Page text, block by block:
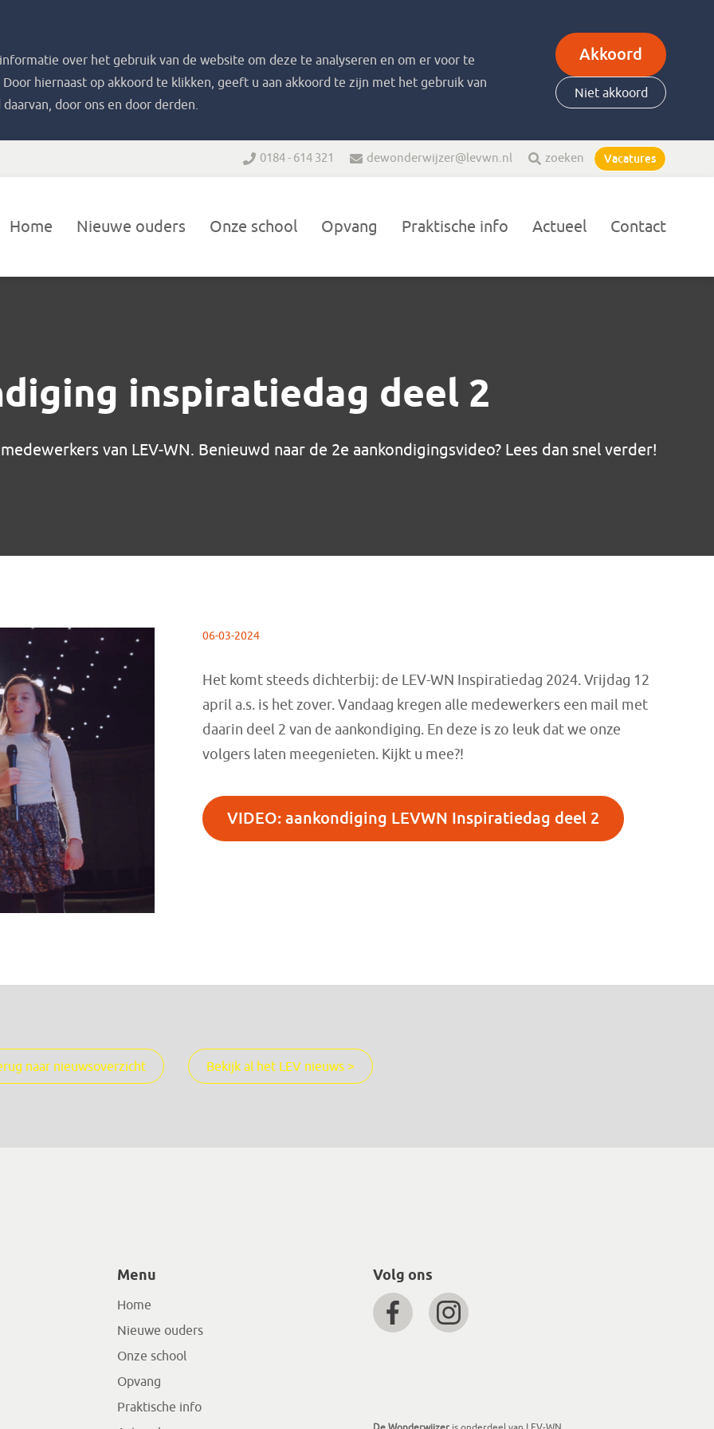
over het gebruik van de website om deze te analyseren en om er voor te
hiernaast op akkoord te klikken, geeft u aan akkoord te zijn met het gebruik van
door ons en door derden.
Akkoord
Niet akkoord
0184 - 614 321 dewonderwijzer@levwn.nl zoeken Vacatures
Home Nieuwe ouders Onze school Opvang Praktische info Actueel Contact
inspiratiedag deel 2
van LEV-WN. Benieuwd naar de 2e aankondigingsvideo? Lees dan snel verder!
06-03-2024
Het komt steeds dichterbij: de LEV-WN Inspiratiedag 2024. Vrijdag 12
april a.s. is het zover. Vandaag kregen alle medewerkers een mail met
daarin deel 2 van de aankondiging. En deze is zo leuk dat we onze
volgers laten meegenieten. Kijkt u mee?!
VIDEO: aankondiging LEVWN Inspiratiedag deel 2
naar nieuwsoverzicht Bekijk al het LEV nieuws >
Menu
Home
Nieuwe ouders
Onze school
Opvang
Praktische info
Volg ons